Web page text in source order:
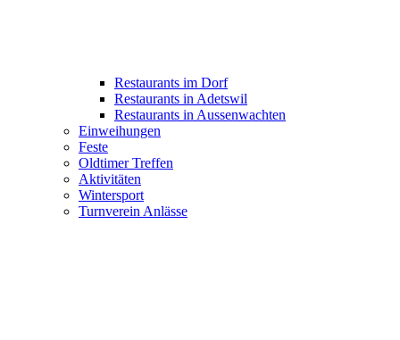
Restaurants im Dorf
Restaurants in Adetswil
Restaurants in Aussenwachten
Einweihungen
Feste
Oldtimer Treffen
Aktivitäten
Wintersport
Turnverein Anlässe